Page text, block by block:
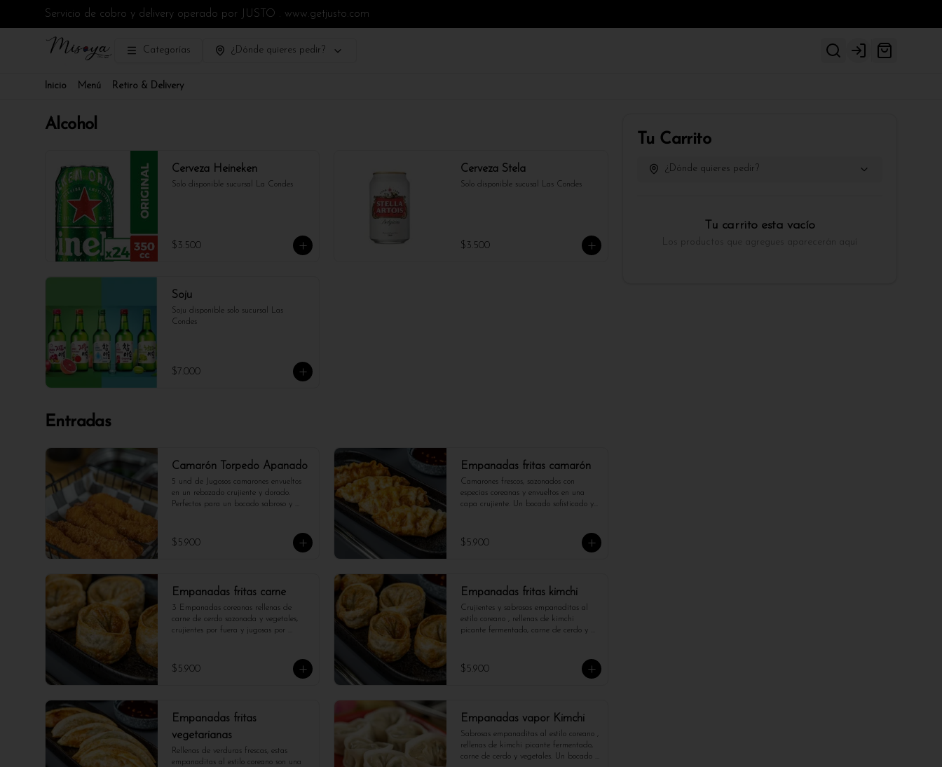
Servicio de cobro y delivery operado por JUSTO . www.getjusto.com
Categorías ¿Dónde quieres pedir?
Login
Inicio Menú Retiro & Delivery
Alcohol
Cerveza Heineken
Solo disponible sucursal La Condes
$3.500
Cerveza Stela
Solo disponible sucusal Las Condes
$3.500
Soju
Soju disponible solo sucursal Las
Condes
$7.000
Entradas
Camarón Torpedo Apanado
5 und de Jugosos camarones envueltos
en un rebozado crujiente y dorado.
Perfectos para un bocado sabroso y
$5.900
Empanadas fritas camarón
Camarones frescos, sazonados con
especias coreanas y envueltos en una
capa crujiente. Un bocado sofisticado y
$5.900
Empanadas fritas carne
3 Empanadas coreanas rellenas de
carne de cerdo sazonada y vegetales,
crujientes por fuera y jugosas por
*Foto referencial , puede variar cantidad
y tamaño*
$5.900
Empanadas fritas kimchi
Crujientes y sabrosas empanaditas al
estilo coreano , rellenas de kimchi
picante fermentado, carne de cerdo y
No olvides de acompañarlo con salsa de
soja.
$5.900
Empanadas fritas
vegetarianas
Rellenas de verduras frescas, estas
empanaditas al estilo coreano son una
Empanadas vapor Kimchi
Sabrosas empanaditas al estilo coreano ,
rellenas de kimchi picante fermentado,
carne de cerdo y vegetales. Un bocado
Tu Carrito
¿Dónde quieres pedir?
Tu carrito esta vacío
Los productos que agregues aparecerán aquí